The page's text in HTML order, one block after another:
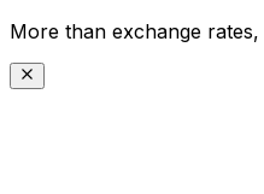
More than exchange rates,